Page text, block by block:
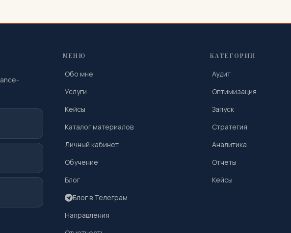
МЕНЮ
Обо мне
Услуги
Кейсы
Каталог материалов
Личный кабинет
Обучение
Блог
Блог в Телеграм
Направления
КАТЕГОРИИ
Аудит
Оптимизация
Запуск
Стратегия
Аналитика
Отчеты
Кейсы